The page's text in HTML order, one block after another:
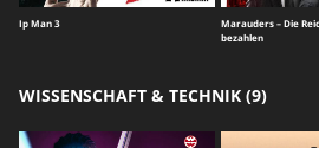
Ip Man 3
Marauders – Die
bezahlen
WISSENSCHAFT & TECHNIK (9)